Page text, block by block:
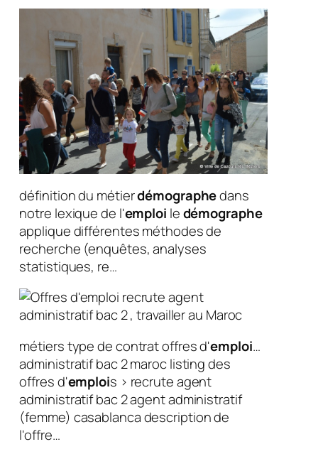
définition du métierdémographedans
notre lexique de l'emploi ledémographe
applique différentes méthodes de
recherche (enquêtes, analyses
statistiques, re…
métiers type de contrat offres d'emploi…
administratif bac 2 maroc listing des
offres d'emplois > recrute agent
administratif bac 2 agent administratif
(femme) casablanca description de
l'offre…